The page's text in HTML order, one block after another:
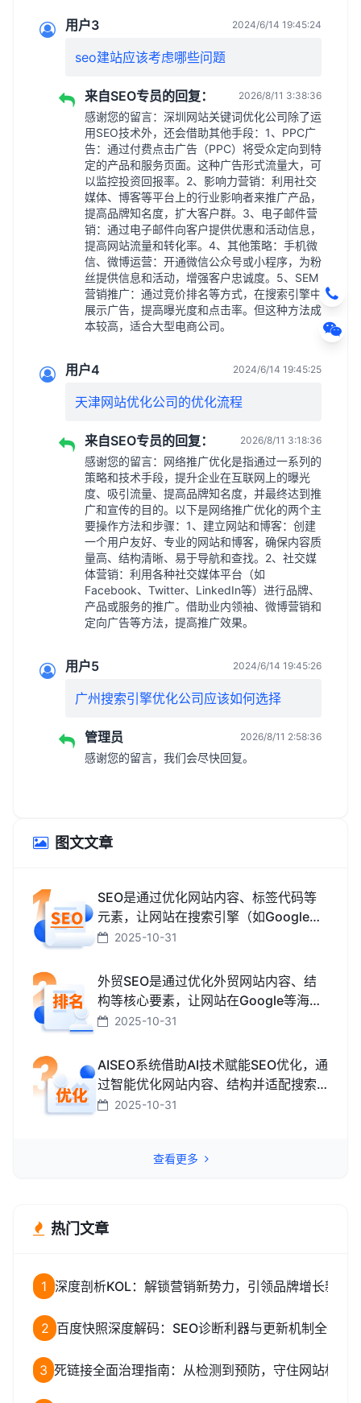
用户3 2024/6/14 19:45:24
seo建站应该考虑哪些问题
来自SEO专员的回复： 2026/8/11 3:38:36
感谢您的留言：深圳网站关键词优化公司除了运
用SEO技术外，还会借助其他手段：1、PPC广
告：通过付费点击广告（PPC）将受众定向到特
定的产品和服务页面。这种广告形式流量大，可
以监控投资回报率。2、影响力营销：利用社交
媒体、博客等平台上的行业影响者来推广产品，
提高品牌知名度，扩大客户群。3、电子邮件营
销：通过电子邮件向客户提供优惠和活动信息，
提高网站流量和转化率。4、其他策略：手机微
信、微博运营：开通微信公众号或小程序，为粉
丝提供信息和活动，增强客户忠诚度。5、SEM
营销推广：通过竞价排名等方式，在搜索引擎中
展示广告，提高曝光度和点击率。但这种方法成
本较高，适合大型电商公司。
用户4 2024/6/14 19:45:25
天津网站优化公司的优化流程
来自SEO专员的回复： 2026/8/11 3:18:36
感谢您的留言：网络推广优化是指通过一系列的
策略和技术手段，提升企业在互联网上的曝光
度、吸引流量、提高品牌知名度，并最终达到推
广和宣传的目的。以下是网络推广优化的两个主
要操作方法和步骤：1、建立网站和博客：创建
一个用户友好、专业的网站和博客，确保内容质
量高、结构清晰、易于导航和查找。2、社交媒
体营销：利用各种社交媒体平台（如
Facebook、Twitter、LinkedIn等）进行品牌、
产品或服务的推广。借助业内领袖、微博营销和
定向广告等方法，提高推广效果。
用户5 2024/6/14 19:45:26
广州搜索引擎优化公司应该如何选择
管理员 2026/8/11 2:58:36
感谢您的留言，我们会尽快回复。
图文文章
SEO是通过优化网站内容、标签代码等
元素，让网站在搜索引擎（如Google、
百度、搜狗、必应）中排名更靠前，从
2025-10-31
外贸SEO是通过优化外贸网站内容、结
构等核心要素，让网站在Google等海外
搜索引擎中排名靠前，获取海外精准流
2025-10-31
AISEO系统借助AI技术赋能SEO优化，通
过智能优化网站内容、结构并适配搜索
引擎规则，助力网站快速提升排名，从
2025-10-31
查看更多
热门文章
1 深度剖析KOL：解锁营销新势力，引领品牌增长新路
2 百度快照深度解码：SEO诊断利器与更新机制全揭秘
3 死链接全面治理指南：从检测到预防，守住网站权重